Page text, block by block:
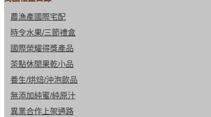
農漁產國際宅配
時令水果/三節禮盒
國際榮耀得獎產品
茶點休閒果乾小品
養生/烘焙/沖泡飲品
無添加純蜜/純原汁
異業合作上架通路